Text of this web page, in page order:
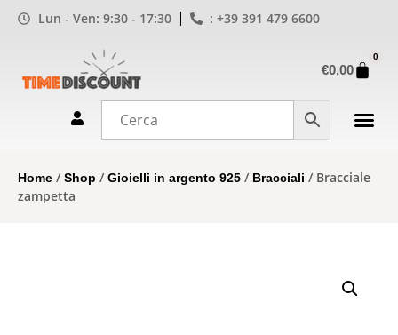
Lun - Ven: 9:30 - 17:30 : +39 391 479 6600
€0,00
0
Home /Shop /Gioielli in argento 925 / Bracciali / Bracciale
zampetta